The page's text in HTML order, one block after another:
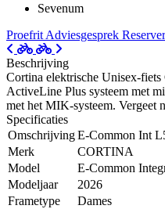
Sevenum
Proefrit Adviesgesprek
Beschrijving
Cortina elektrische Unisex-
ActiveLine Plus systeem met
met het MIK-systeem. Vergeet
Specificaties
OmschrijvingE-Common Int
Merk
CORTINA
Model
E-Common
Modeljaar
2026
Frametype
Dames